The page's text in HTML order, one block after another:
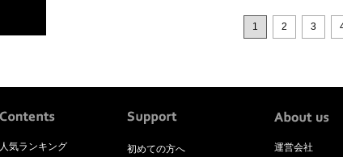
1 2 3
人気ランキング
初めての方へ
運営会社